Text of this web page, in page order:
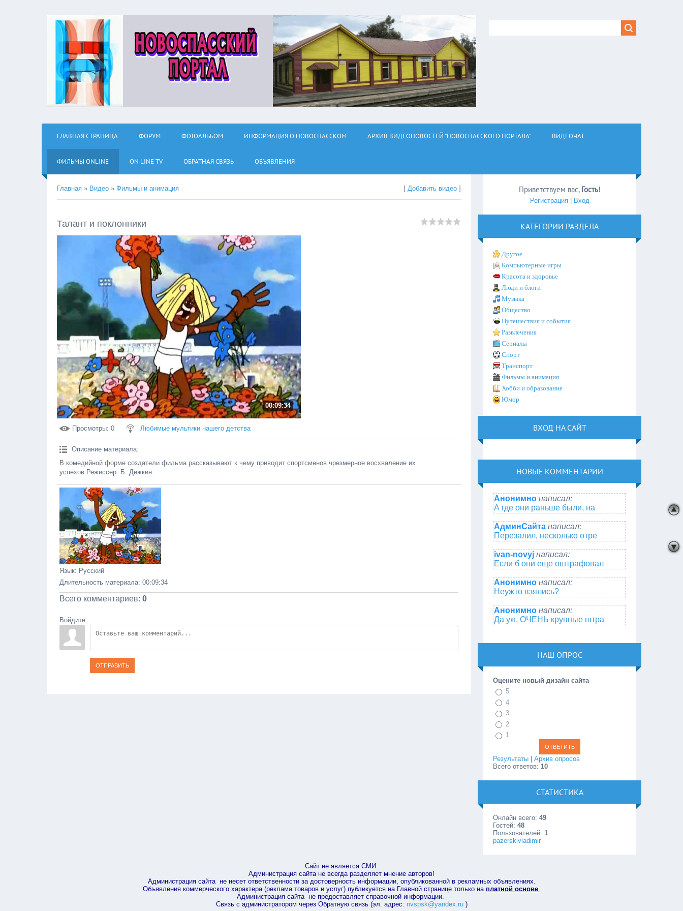
ГЛАВНАЯ СТРАНИЦА ФОРУМ ФОТОАЛЬБОМ ИНФОРМАЦИЯ О НОВОСПАССКОМ АРХИВ ВИДЕОНОВОСТЕЙ "НОВОСПАССКОГО ПОРТАЛА" ВИДЕОЧАТ
ФИЛЬМЫ ОNLINE ON LINE TV ОБРАТНАЯ СВЯЗЬ ОБЪЯВЛЕНИЯ
Главная » Видео » Фильмы и анимация [Добавить видео ]
Талант и поклонники
00:09:34
Просмотры: 0 Любимые мультики нашего детства
Описание материала:
В комедийной форме создатели фильма рассказывают к чему приводит спортсменов чрезмерное восхваление их
успехов.Режиссер: Б. Дежкин.
Язык: Русский
Длительность материала: 00:09:34
Всего комментариев: 0
Войдите:
ОТПРАВИТЬ
Приветствуем вас, Гость!
Регистрация| Вход
КАТЕГОРИИ РАЗДЕЛА
Другое
Компьютерные игры
Красота и здоровье
Люди и блоги
Музыка
Общество
Путешествия и события
Развлечения
Сериалы
Спорт
Транспорт
Фильмы и анимация
Хобби и образование
Юмор
ВХОД НА САЙТ
НОВЫЕ КОММЕНТАРИИ
Анонимно написал:
А где они раньше были, на
АдминСайта написал:
Перезалил, несколько отре
ivan-novyj написал:
Если б они еще оштрафовал
Анонимно написал:
Неужто взялись?
Анонимно написал:
Да уж, ОЧЕНЬ крупные штра
НАШ ОПРОС
Оцените новый дизайн сайта
5
4
3
2
1
Результаты |Архив опросов
Всего ответов: 10
СТАТИСТИКА
Онлайн всего:49
Гостей:48
Пользователей: 1
pazerskivladimir
Сайт не является СМИ.
Администрация сайта не всегда разделяет мнение авторов!
Администрация сайта не несет ответственности за достоверность информации, опубликованной в рекламных объявлениях.
Объявления коммерческого характера (реклама товаров и услуг) публикуется на Главной странице только на платной основе
Администрация сайта не предоставляет справочной информации.
Связь с администратором через Обратную связь (эл. адрес: nvspsk@yandex.ru)